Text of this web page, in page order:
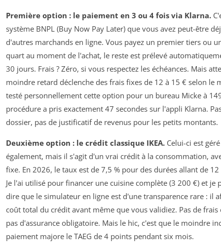
Première option : le paiement en 3 ou 4 fois via Klarna.
système BNPL (Buy Now Pay Later) que vous avez peut-être
d'autres marchands en ligne. Vous payez un premier tiers ou
quart au moment de l'achat, le reste est prélevé
30 jours. Frais ? Zéro, si vous respectez les échéances. Mais
moindre retard déclenche des frais fixes de 12 à 15 € selon le
testé personnellement cette option pour un bureau Micke à
procédure a pris exactement 47 secondes sur l'appli Klarna.
dossier, pas de justificatif de revenus pour les petits montants.
Deuxième option : le crédit classique IKEA. Celui-ci est
également, mais il s'agit d'un vrai crédit à la consommation,
fixe. En 2026, le taux est de 7,5 % pour des durées allant de
Je l'ai utilisé pour financer une cuisine complète (3 200 €) et je
dire que le simulateur en ligne est d'une transparence rare : il
coût total du crédit avant même que vous validiez. Pas de frais
pas d'assurance obligatoire. Mais le hic, c'est que le moindre
paiement majore le TAEG de 4 points pendant six mois.